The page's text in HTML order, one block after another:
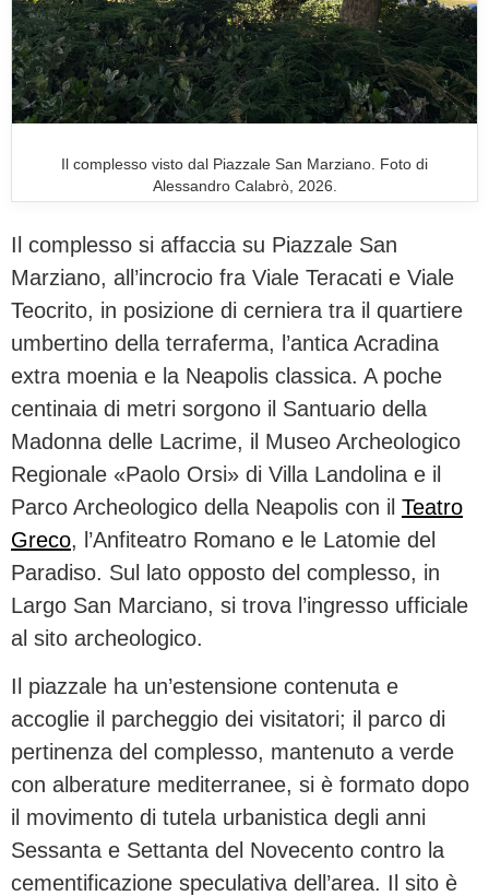
Il complesso visto dal Piazzale San Marziano. Foto di
Alessandro Calabrò, 2026.
Il complesso si affaccia su Piazzale San
Marziano, all’incrocio fra Viale Teracati e Viale
Teocrito, in posizione di cerniera tra il quartiere
umbertino della terraferma, l’antica Acradina
extra moenia e la Neapolis classica. A poche
centinaia di metri sorgono il Santuario della
Madonna delle Lacrime, il Museo Archeologico
Regionale «Paolo Orsi» di Villa Landolina e il
Parco Archeologico della Neapolis con il Teatro
Greco, l’Anfiteatro Romano e le Latomie del
Paradiso. Sul lato opposto del complesso, in
Largo San Marciano, si trova l’ingresso ufficiale
al sito archeologico.
Il piazzale ha un’estensione contenuta e
accoglie il parcheggio dei visitatori; il parco di
pertinenza del complesso, mantenuto a verde
con alberature mediterranee, si è formato dopo
il movimento di tutela urbanistica degli anni
Sessanta e Settanta del Novecento contro la
cementificazione speculativa dell’area. Il sito è